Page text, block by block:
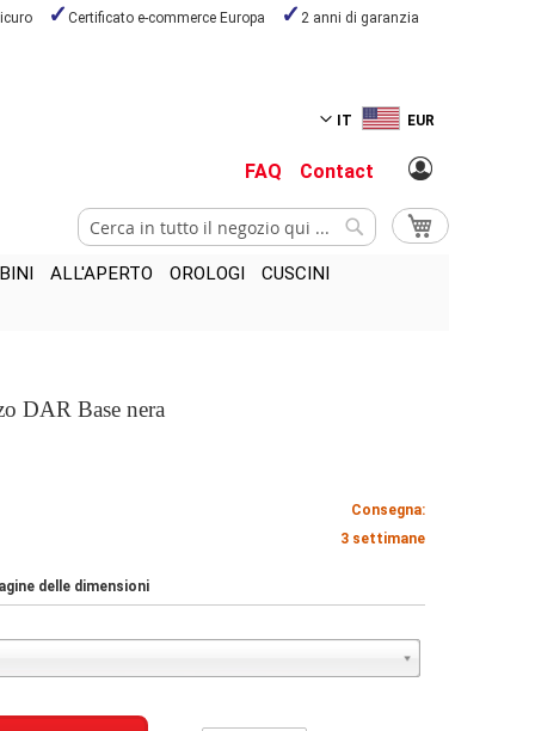
Certificato e-commerce Europa 2 anni di garanzia
IT EUR
FAQ Contact
Carrello
Cerca
ALL'APERTO OROLOGI
CUSCINI
DAR Base nera
Consegna:
3 settimane
delle dimensioni